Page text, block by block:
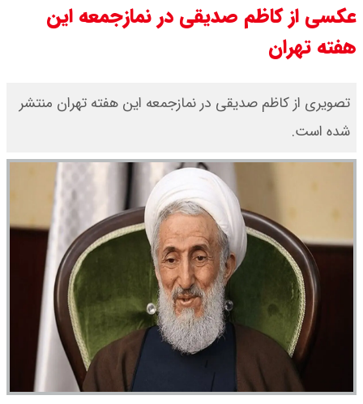
عکسی از کاظم صدیقی در نمازجمعه این
هفته تهران
تصویری از کاظم صدیقی در نمازجمعه این هفته تهران منتشر
شده است.